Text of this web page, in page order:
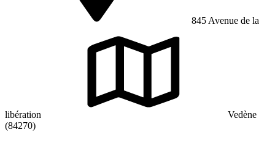
845 Avenue de la
libération
Vedène
(84270)